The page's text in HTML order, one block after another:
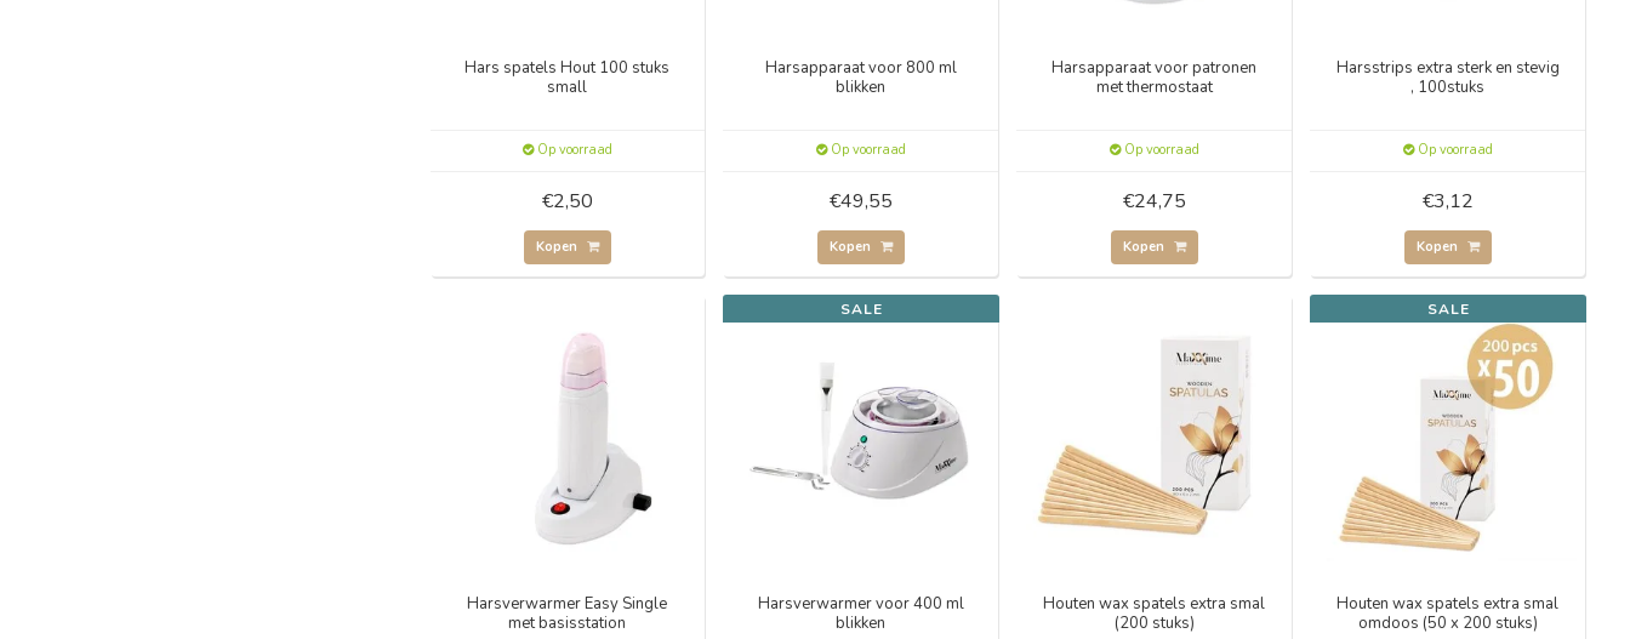
Hars spatels Hout 100 stuks
small
Op voorraad
€2,50
Kopen
Harsapparaat voor 800 ml
blikken
Op voorraad
€49,55
Kopen
Harsapparaat voor patronen
met thermostaat
Op voorraad
€24,75
Kopen
Harsstrips extra sterk en stevig
, 100stuks
Op voorraad
€3,12
Kopen
Harsverwarmer Easy Single
met basisstation
SALE
Harsverwarmer voor 400 ml
blikken
Houten wax spatels extra smal
(200 stuks)
SALE
Houten wax spatels extra smal
omdoos (50 x 200 stuks)